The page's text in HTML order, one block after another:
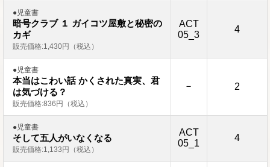
●児童書
暗号クラブ １ ガイコツ屋敷と秘密の
カギ
販売価格:1,430円（税込）
ACT
05_3
4
●児童書
本当はこわい話 かくされた真実、君
は気づける？
販売価格:836円（税込）
－ 2
●児童書
そして五人がいなくなる
販売価格:1,133円（税込）
ACT
05_1
4